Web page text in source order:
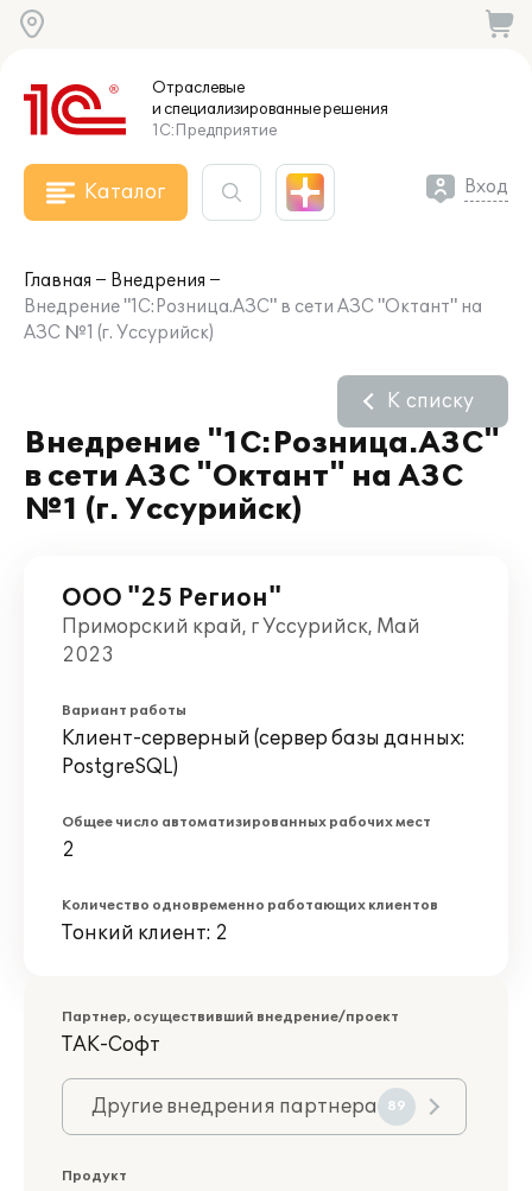
Отраслевые
и специализированныерешения
1С:Предприятие
Каталог Вход
Главная
Внедрения
Внедрение "1С:Розница.АЗС" в сети АЗС "Октант" на
АЗС №1 (г. Уссурийск)
Внедрение "1С:Розница.АЗС"
в сети АЗС "Октант" на АЗС
№1 (г. Уссурийск)
К списку
ООО "25 Регион"
Приморский край, г Уссурийск, Май
2023
Вариант работы
Клиент-серверный (сервер базы данных:
PostgreSQL)
Общее число автоматизированных рабочих мест
2
Количество одновременно работающих клиентов
Тонкий клиент: 2
Партнер, осуществивший внедрение/проект
ТАК-Софт
Другие внедрения партнера 89
Продукт